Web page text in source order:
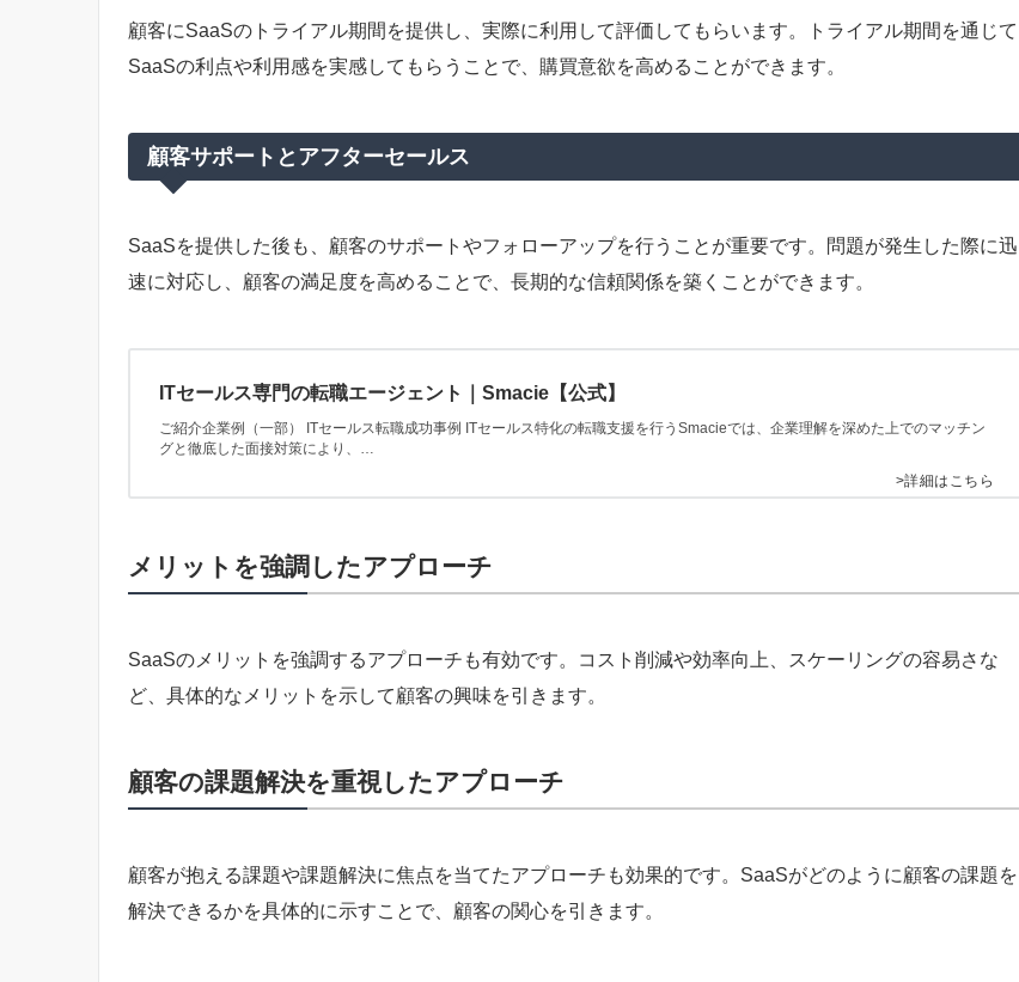
顧客にSaaSのトライアル期間を提供し、実際に利用して評価してもらいます。トライアル期間を通じて
SaaSの利点や利用感を実感してもらうことで、購買意欲を高めることができます。
顧客サポートとアフターセールス
SaaSを提供した後も、顧客のサポートやフォローアップを行うことが重要です。問題が発生した際に迅
速に対応し、顧客の満足度を高めることで、長期的な信頼関係を築くことができます。
ITセールス専門の転職エージェント｜Smacie【公式】
ご紹介企業例（一部） ITセールス転職成功事例 ITセールス特化の転職支援を行うSmacieでは、企業理解を深めた上でのマッチン
グと徹底した面接対策により、…
>詳細はこちら
メリットを強調したアプローチ
SaaSのメリットを強調するアプローチも有効です。コスト削減や効率向上、スケーリングの容易さな
ど、具体的なメリットを示して顧客の興味を引きます。
顧客の課題解決を重視したアプローチ
顧客が抱える課題や課題解決に焦点を当てたアプローチも効果的です。SaaSがどのように顧客の課題を
解決できるかを具体的に示すことで、顧客の関心を引きます。